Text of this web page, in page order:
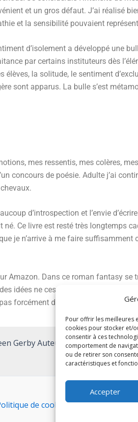
Pour offrir les meilleures
cookies pour stocker et/
consentir à ces
comportement de
ou de retirer son
caractéristiques et
Accepter
et un gros défaut. J’ai réalisé
et la sensibilité pouvaient
d’isolement a développé une
par certains instituteurs dès
élèves, la solitude, le sentiment
sont apparus. La bulle s’est
mes ressentis, mes colères,
concours de poésie. Adulte j’ai
d’introspection et l’envie d’écrire
Ce livre est resté très longtemps
je n’arrive à me faire
Amazon. Dans ce roman fantasy se
idées ne cessent de venir alimenter
forcément du fantasy ;-). Mais ça
Gerby Auteure
de cookies (UE)